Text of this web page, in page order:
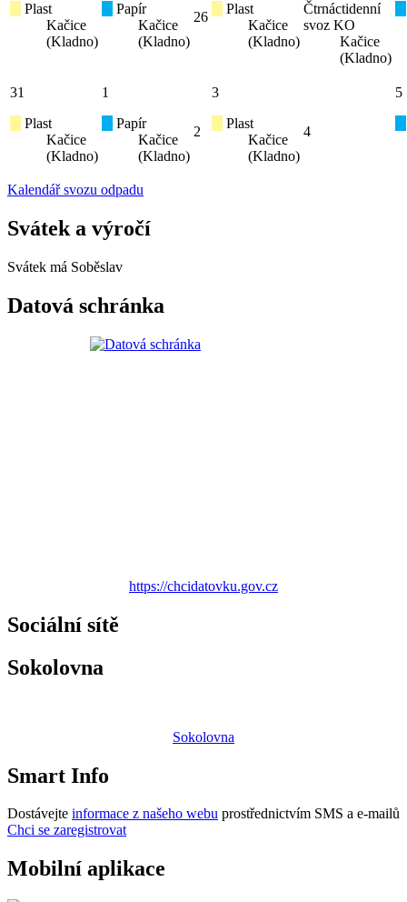
Plast
Kačice
(Kladno)
Papír
Kačice
(Kladno)
26
Plast
Kačice
(Kladno)
Čtrnáctidenní
svoz KO
Kačice
(Kladno)
31
Plast
Kačice
(Kladno)
1
Papír
Kačice
(Kladno)
2
3
Plast
Kačice
(Kladno)
4
5
Kalendář svozu odpadu
Svátek a výročí
Svátek má Soběslav
Datová schránka
https://chcidatovku.gov.cz
Sociální sítě
Sokolovna
Sokolovna
Smart Info
Dostávejte informace z našeho webu prostřednictvím SMS a e-mailů
Chci se zaregistrovat
Mobilní aplikace